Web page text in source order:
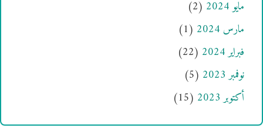
مايو 2024
(2)
مارس 2024
(1)
فبراير 2024
(22)
نوفمبر 2023
(5)
أكتوبر 2023
(15)